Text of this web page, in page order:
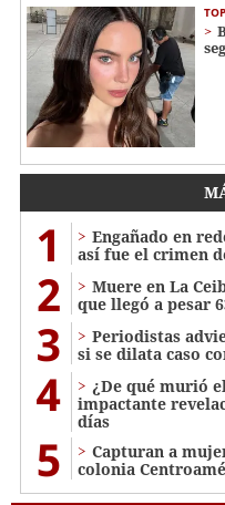
TOP
1
Engañado en
así fue el crimen
2
Muere en La
que llegó a pesar
3
Periodistas
si se dilata caso
4
¿De qué murió
impactante
días
5
Capturan a
colonia